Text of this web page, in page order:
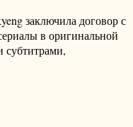
заключила договор с
в оригинальной
субтитрами,